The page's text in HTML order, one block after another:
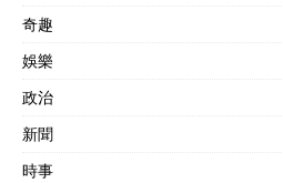
奇趣
娛樂
政治
新聞
時事